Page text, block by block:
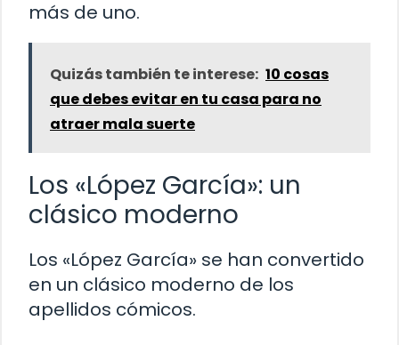
más de uno.
Quizás también te interese: 10 cosas
que debes evitar en tu casa para no
atraer mala suerte
Los «López García»: un
clásico moderno
Los «López García» se han convertido
en un clásico moderno de los
apellidos cómicos.